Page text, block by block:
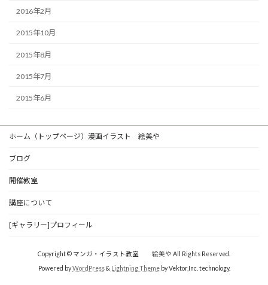
2016年2月
2015年10月
2015年8月
2015年7月
2015年6月
ホーム（トップページ）漫画イラスト 絵美や
ブログ
開催教室
講座について
[ギャラリー]プロフィール
Copyright © マンガ・イラスト教室 絵美や All Rights Reserved.
Powered byWordPress& Lightning Themeby Vektor,Inc. technology.